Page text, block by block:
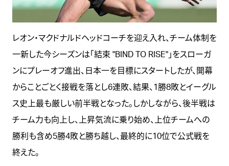
レオン・マクドナルドヘッドコーチを迎え入れ、チーム体制を
一新した今シーズンは「結束 "BIND TO RISE"」をスローガ
ンにプレーオフ進出、日本一を目標にスタートしたが、開幕
からことごとく接戦を落とし6連敗、結果、1勝8敗とイーグル
ス史上最も厳しい前半戦となった。しかしながら、後半戦は
チーム力も向上し、上昇気流に乗り始め、上位チームへの
勝利も含め5勝4敗と勝ち越し、最終的に10位で公式戦を
終えた。